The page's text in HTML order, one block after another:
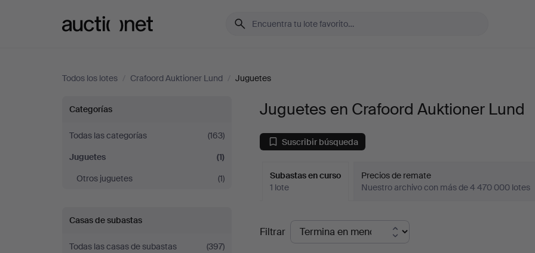
Todos los lotes / Crafoord Auktioner Lund / Juguetes
Juguetes
en
Crafoord
Lund
Categorías
Todas las categorías
(163)
Juguetes
(1)
Otros juguetes
(1)
Casas de subastas
Todas las casas de subastas
(397)
Juguetes en Crafoord Auktioner Lund
Suscribir búsqueda
Subastas en curso
1 lote
Precios de remate
Nuestro archivo con más de 4 470 000 lotes
Subastas
en
Filtrar